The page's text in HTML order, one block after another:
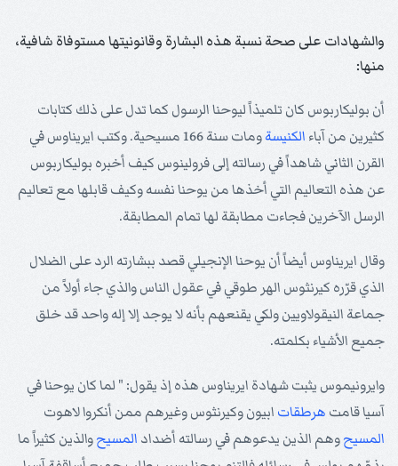
والشهادات على صحة نسبة هذه البشارة وقانونيتها مستوفاة شافية،
منها:
أن بوليكاربوس كان تلميذاً ليوحنا الرسول كما تدل على ذلك كتابات
كثيرين من آباء الكنيسة
ومات سنة 166 مسيحية. وكتب ايريناوس في
القرن الثاني شاهداً في رسالته إلى فرولينوس كيف أخبره بوليكاربوس
عن هذه التعاليم التي أخذها من يوحنا نفسه وكيف قابلها مع تعاليم
الرسل الآخرين فجاءت مطابقة لها تمام المطابقة.
وقال ايريناوس أيضاً أن يوحنا الإنجيلي قصد ببشارته الرد على الضلال
الذي قرّره كيرنثوس الهر طوقي في عقول الناس والذي جاء أولاً من
جماعة النيقولاويين ولكي يقنعهم بأنه لا يوجد إلا إله واحد قد خلق
جميع الأشياء بكلمته.
وايرونيموس يثبت شهادة ايريناوس هذه إذ يقول: " لما كان يوحنا في
آسيا قامت هرطقات ابيون وكيرنثوس وغيرهم ممن أنكروا لاهوت
المسيحوهم الذين يدعوهم في رسالته أضداد المسيحوالذين كثيراً ما